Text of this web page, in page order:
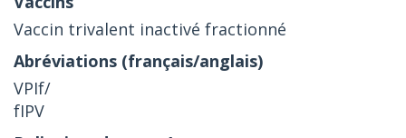
Vaccin trivalent inactivé fractionné
VPIf/
fIPV